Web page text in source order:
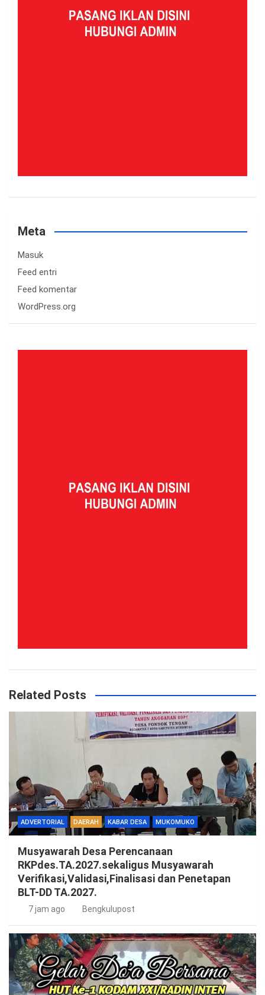
Meta
Masuk
Feed entri
Feed komentar
WordPress.org
Related Posts
ADVERTORIAL DAERAH KABAR DESA MUKOMUKO
Musyawarah Desa Perencanaan
RKPdes.TA.2027.sekaligus Musyawarah
Verifikasi,Validasi,Finalisasi dan Penetapan
BLT-DD TA.2027.
7 jam ago Bengkulupost